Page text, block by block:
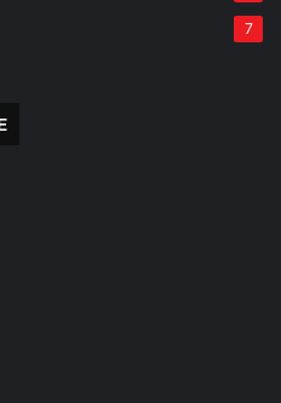
7